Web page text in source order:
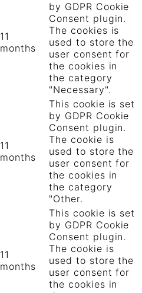
11
months
by GDPR Cookie
Consent plugin.
The cookies is
used to store the
user consent for
the cookies in
the category
"Necessary".
11
months
This cookie is set
by GDPR Cookie
Consent plugin.
The cookie is
used to store the
user consent for
the cookies in
the category
"Other.
11
months
This cookie is set
by GDPR Cookie
Consent plugin.
The cookie is
used to store the
user consent for
the cookies in